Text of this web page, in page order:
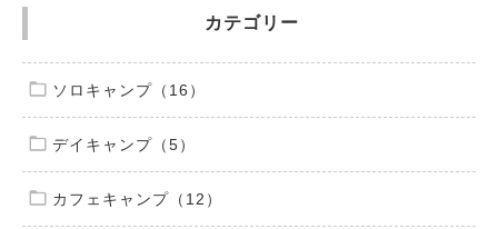
カテゴリー
ソロキャンプ（16）
デイキャンプ（5）
カフェキャンプ（12）